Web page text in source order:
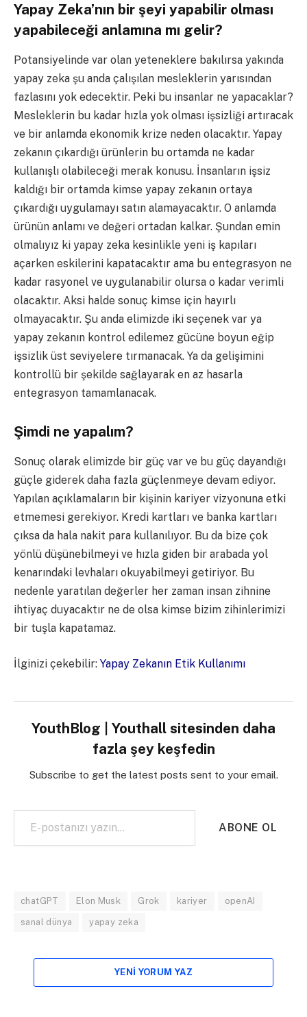
Yapay Zeka’nın bir şeyi yapabilir olması
yapabileceği anlamına mı gelir?
Potansiyelinde var olan yeteneklere bakılırsa yakında
yapay zeka şu anda çalışılan mesleklerin yarısından
fazlasını yok edecektir. Peki bu insanlar ne yapacaklar?
Mesleklerin bu kadar hızla yok olması işsizliği artıracak
ve bir anlamda ekonomik krize neden olacaktır. Yapay
zekanın çıkardığı ürünlerin bu ortamda ne kadar
kullanışlı olabileceği merak konusu. İnsanların işsiz
kaldığı bir ortamda kimse yapay zekanın ortaya
çıkardığı uygulamayı satın alamayacaktır. O anlamda
ürünün anlamı ve değeri ortadan kalkar. Şundan emin
olmalıyız ki yapay zeka kesinlikle yeni iş kapıları
açarken eskilerini kapatacaktır ama bu entegrasyon ne
kadar rasyonel ve uygulanabilir olursa o kadar verimli
olacaktır. Aksi halde sonuç kimse için hayırlı
olmayacaktır. Şu anda elimizde iki seçenek var ya
yapay zekanın kontrol edilemez gücüne boyun eğip
işsizlik üst seviyelere tırmanacak. Ya da gelişimini
kontrollü bir şekilde sağlayarak en az hasarla
entegrasyon tamamlanacak.
Şimdi ne yapalım?
Sonuç olarak elimizde bir güç var ve bu güç dayandığı
güçle giderek daha fazla güçlenmeye devam ediyor.
Yapılan açıklamaların bir kişinin kariyer vizyonuna etki
etmemesi gerekiyor. Kredi kartları ve banka kartları
çıksa da hala nakit para kullanılıyor. Bu da bize çok
yönlü düşünebilmeyi ve hızla giden bir arabada yol
kenarındaki levhaları okuyabilmeyi getiriyor. Bu
nedenle yaratılan değerler her zaman insan zihnine
ihtiyaç duyacaktır ne de olsa kimse bizim zihinlerimizi
bir tuşla kapatamaz.
İlginizi çekebilir: Yapay Zekanın Etik Kullanımı
YouthBlog | Youthall sitesinden daha
fazla şey keşfedin
Subscribe to get the latest posts sent to your email.
E-postanızı yazın…
ABONE OL
chatGPT Elon Musk Grok kariyer openAI
sanal dünya yapay zeka
YENI YORUM YAZ